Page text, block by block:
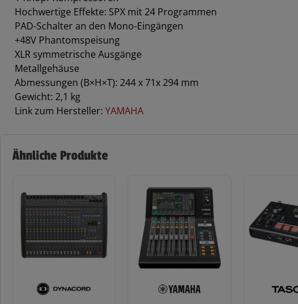
Hochwertige Effekte: SPX mit 24 Programmen
PAD-Schalter an den Mono-Eingängen
+48V Phantomspeisung
XLR symmetrische Ausgänge
Metallgehäuse
Abmessungen (B×H×T): 244 x 71x 294 mm
Gewicht: 2,1 kg
Link zum Hersteller: YAMAHA
Ähnliche Produkte